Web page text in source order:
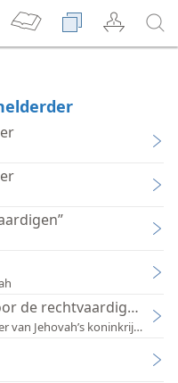
de rechtvaardigen’
Jehovah’s koninkrijk 1982